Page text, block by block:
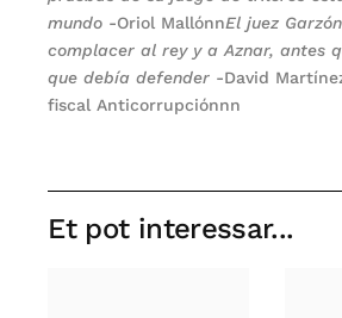
mundo -Oriol MallónnEl juez
complacer al rey y a Aznar, antes
que debía defender -David
fiscal Anticorrupciónnn
Et pot interessar...